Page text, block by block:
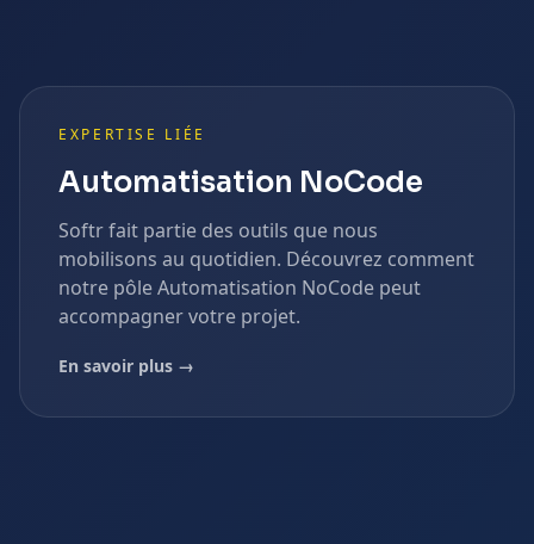
EXPERTISE LIÉE
Automatisation NoCode
Softrfait partie des outils que nous
mobilisons au quotidien. Découvrez comment
notre pôleAutomatisation NoCode peut
accompagner votre projet.
En savoir plus →